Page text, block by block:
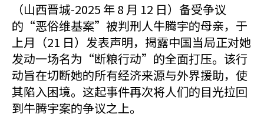
（山西晋城-2025 年 8 月 12 日）备受争议
的“恶俗维基案”被判刑人牛腾宇的母亲，于
上月（21 日）发表声明，揭露中国当局正对她
发动一场名为“断粮行动”的全面打压。该行
动旨在切断她的所有经济来源与外界援助，使
其陷入困境。这起事件再次将人们的目光拉回
到牛腾宇案的争议之上。